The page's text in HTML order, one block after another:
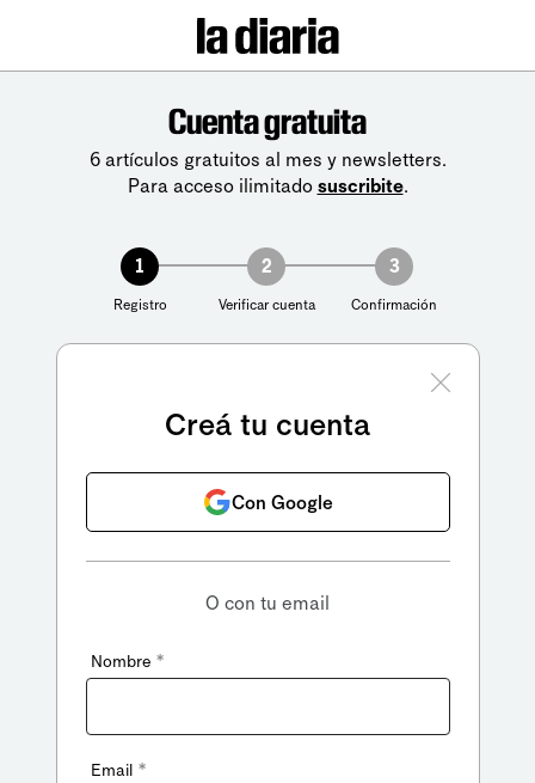
Cuenta gratuita
6 artículos gratuitos al mes y newsletters.
Para acceso ilimitado suscribite.
1
Registro
2
Verificar cuenta
3
Confirmación
Creá tu cuenta
Con Google
O con tu email
Nombre *
Email *